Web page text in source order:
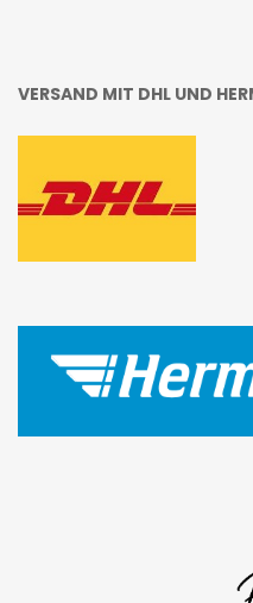
VERSAND MIT DHL UND